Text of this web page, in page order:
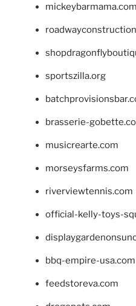
mickeybarmama.com
sportszilla.org
brasserie-
musicrearte.com
morseysfarms.com
riverviewtennis.com
official-kelly-toys-
bbq-empire-usa.com
feedstoreva.com